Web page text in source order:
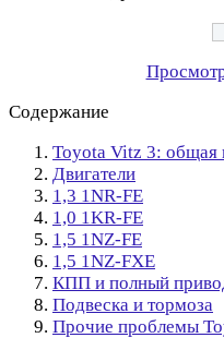
Содержание
Toyota Vitz 3: общая
Двигатели
1,3 1NR-FE
1,0 1KR-FE
1,5 1NZ-FE
1,5 1NZ-FXE
КПП и полный
Подвеска и тормоза
Прочие проблемы